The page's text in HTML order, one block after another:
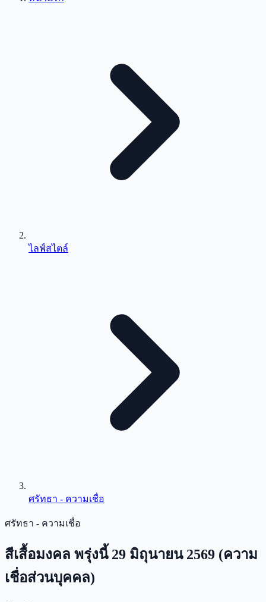
ไลฟ์สไตล์
ศรัทธา - ความเชื่อ
ศรัทธา - ความเชื่อ
สีเสื้อมงคล พรุ่งนี้ 29 มิถุนายน 2569 (ความ
เชื่อส่วนบุคคล)